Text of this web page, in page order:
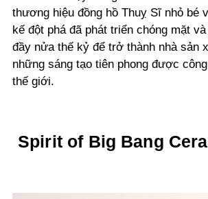
thương hiệu đồng hồ Thuỵ Sĩ nhỏ bé
kế đột phá đã phát triển chóng mặt
đầy nửa thế kỷ để trở thành nhà sản
những sáng tạo tiên phong được
thế giới.
Spirit of Big Bang